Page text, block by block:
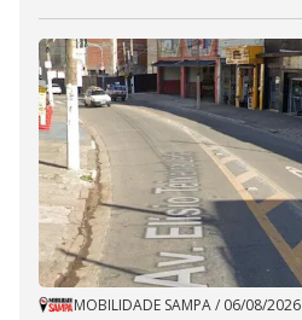
MOBILIDADE SAMPA/ 06/08/2026